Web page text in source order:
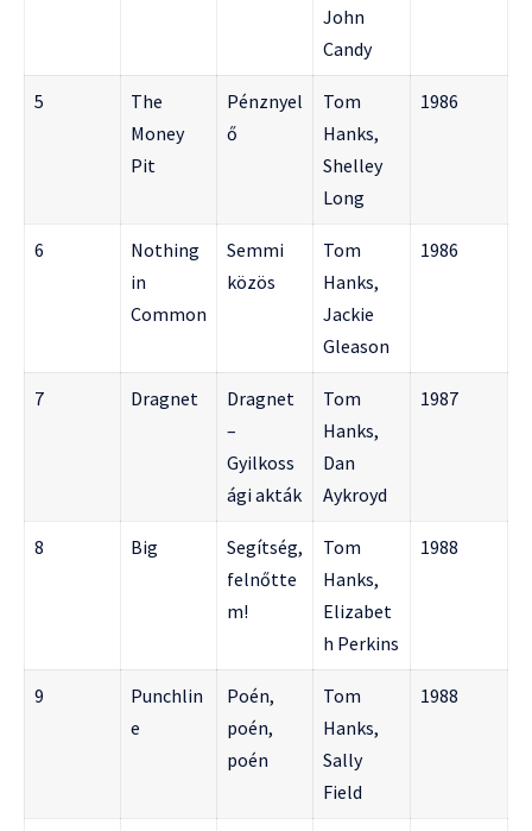
John
Candy
5
The
Money
Pit
Pénznyel
ő
Tom
Hanks,
Shelley
Long
1986
6
Nothing
in
Common
Semmi
közös
Tom
Hanks,
Jackie
Gleason
1986
7 Dragnet
Dragnet
–
Gyilkoss
ági akták
Tom
Hanks,
Dan
Aykroyd
1987
8 Big
Segítség,
felnőtte
m!
Tom
Hanks,
Elizabet
h Perkins
1988
9
Punchlin
e
Poén,
poén,
poén
Tom
Hanks,
Sally
Field
1988